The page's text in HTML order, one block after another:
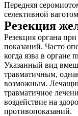
Передняя
селективной
Резекция
Резекция органа
показаний. Часто
когда язва в органе
Указанный вид
травматичным,
возможным.
травматичное
воздействие на
противопоказаний.